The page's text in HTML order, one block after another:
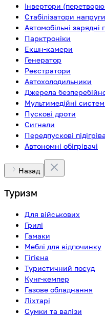
Інвертори
Стабілізатори напруги
Автомобільні зарядні
Парктроніки
Екшн-камери
Генератор
Реєстратори
Автохолодильники
Джерела
Мультимедійні
Пускові дроти
Сигнали
Передпускові
Автономні обігрівачі
Назад
Туризм
Для військових
Грилі
Гамаки
Меблі для відпочинку
Гігієна
Туристичний посуд
Кунг-кемпер
Газове обладнання
Ліхтарі
Сумки та валізи